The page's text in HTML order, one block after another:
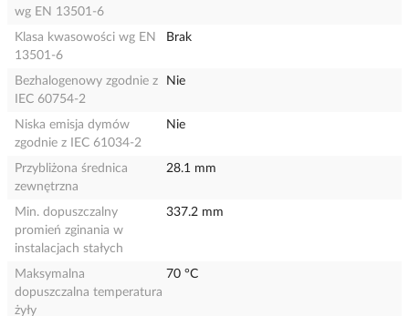
wg EN 13501-6
Klasa kwasowości wg EN
13501-6
Brak
Bezhalogenowy zgodnie z
IEC 60754-2
Nie
Niska emisja dymów
zgodnie z IEC 61034-2
Nie
Przybliżona średnica
zewnętrzna
28.1 mm
Min. dopuszczalny
promień zginania w
instalacjach stałych
337.2 mm
Maksymalna
dopuszczalna temperatura
żyły
70 °C